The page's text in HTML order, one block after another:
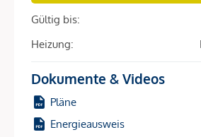
Gültig bis:
Heizung:
Dokumente & Videos
Pläne
Energieausweis